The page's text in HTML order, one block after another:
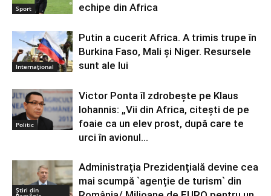
Sport
echipe din Africa
Internațional
Putin a cucerit Africa. A trimis trupe în
Burkina Faso, Mali și Niger. Resursele
sunt ale lui
Politic
Victor Ponta îl zdrobește pe Klaus
Iohannis: „Vii din Africa, citești de pe
foaie ca un elev prost, după care te
urci în avionul...
Știri din
Administrația Prezidențială devine cea
mai scumpă `agenție de turism` din